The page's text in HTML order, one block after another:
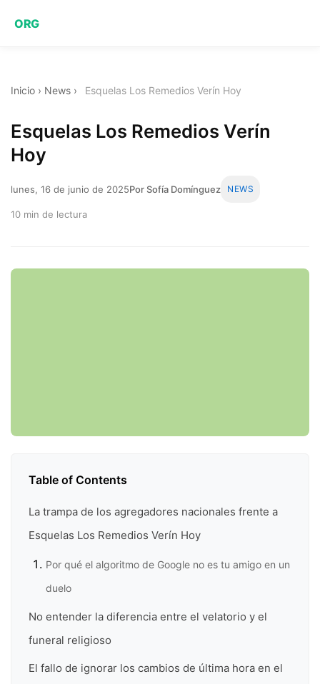
ORG
Inicio › News › Esquelas Los Remedios Verín Hoy
Esquelas Los Remedios Verín
Hoy
lunes, 16 de junio de 2025Por Sofía Domínguez NEWS
10 min de lectura
Table of Contents
La trampa de los agregadores nacionales frente a
Esquelas Los Remedios Verín Hoy
Por qué el algoritmo de Google no es tu amigo en un
duelo
No entender la diferencia entre el velatorio y el
funeral religioso
El fallo de ignorar los cambios de última hora en el